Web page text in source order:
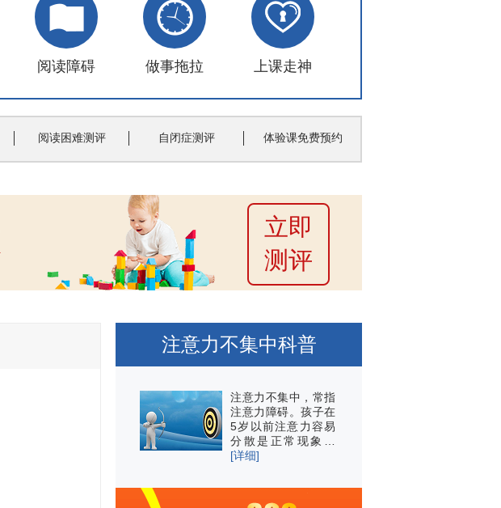
阅读障碍 做事拖拉 上课走神
阅读困难测评 自闭症测评 体验课免费预约
立即
测评
注意力不集中科普
注意力不集中，常指
注意力障碍。孩子在
5岁以前注意力容易
分散是正常现象…
[详细]